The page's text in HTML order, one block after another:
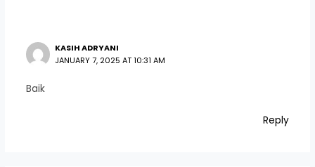
KASIH ADRYANI
JANUARY 7, 2025 AT 10:31 AM
Baik
Reply